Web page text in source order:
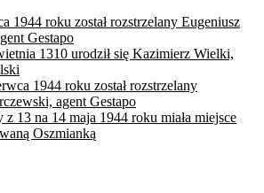
1944 roku został rozstrzelany Eugeniusz
Gestapo
1310 urodził się Kazimierz Wielki,
1944 roku został rozstrzelany
agent Gestapo
z 13 na 14 maja 1944 roku miała miejsce
Oszmianką